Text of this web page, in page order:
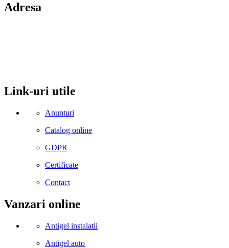
Adresa
Link-uri utile
Anunturi
Catalog online
GDPR
Certificate
Contact
Vanzari online
Antigel instalatii
Antigel auto